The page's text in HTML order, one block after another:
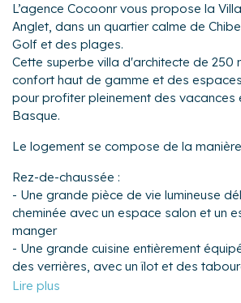
L’agence Cocoonr vous propose la
Anglet, dans un quartier calme de
Golf et des plages.
Cette superbe villa d'architecte de 250
confort haut de gamme et des
pour profiter pleinement des vacances
Basque.
Le logement se compose de la
Rez-de-chaussée :
- Une grande pièce de vie lumineuse
cheminée avec un espace salon et un
manger
- Une grande cuisine entièrement
des verrières, avec un îlot et des
- Une suite avec un lit king-size